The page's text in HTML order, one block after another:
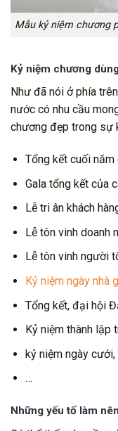
Mẫu kỷ niệm chương
Kỷ niệm chương
Như đã nói ở phía
nước có nhu cầu
chương đẹp trong sự
Tổng kết cuối năm
Gala tổng kết của
Lễ tri ân khách
Lễ tôn vinh doanh
Lễ tôn vinh người
Kỷ niệm ngày nhà
Tổng kết, đại hội
Kỷ niệm thành lập
kỷ niệm ngày
…
Những yếu tố làm